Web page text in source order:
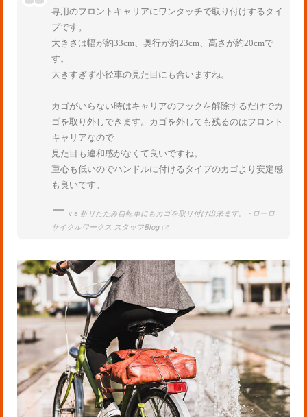
専用のフロントキャリアにワンタッチで取り付けするタイ
プです。
大きさは幅が約33cm、奥行が約23cm、高さが約20cmで
す。
大きすぎず小径車の見た目にも合いますね。
カゴがいらない時はキャリアのフックを解除するだけでカ
ゴを取り外しできます。カゴを外しても残るのはフロント
キャリアなので
見た目も違和感がなくて良いですね。
重心も低いのでハンドルに付けるタイプのカゴより安定感
も良いです。
via 折りたたみ自転車にもカゴを取り付け出来ます。 - ローロ
サイクルワークス スタッフBlog